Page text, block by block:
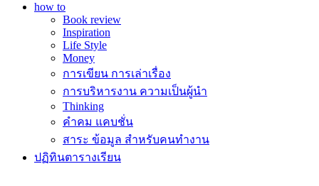
how to
Book review
Inspiration
Life Style
Money
การเขียน การเล่าเรื่อง
การบริหารงาน ความเป็นผู้นำ
Thinking
คำคม แคบชั่น
สาระ ข้อมูล สำหรับคนทำงาน
ปฏิทินตารางเรียน